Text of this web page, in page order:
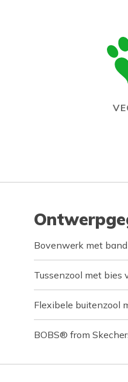
Bovenwerk met
Tussenzool met bies
Flexibele buitenzool
BOBS® from